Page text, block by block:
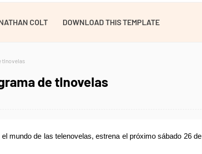
COLT DOWNLOAD THIS TEMPLATE
tlnovelas
de tlnovelas
mundo de las telenovelas, estrena el próximo sábado 26 de